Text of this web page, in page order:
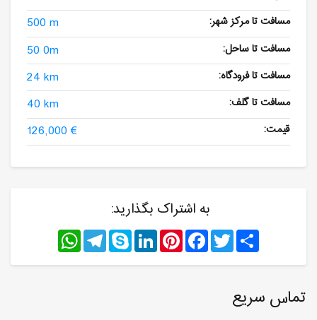
مسافت تا مرکز شهر: 500 m
مسافت تا ساحل: 50 0m
مسافت تا فرودگاه: 24 km
مسافت تا گلف: 40 km
قیمت: 126,000 €
به اشتراک بگذارید:
Share
Twitter
Facebook
Pinterest
LinkedIn
Skype
Telegram
WhatsApp
تماس سریع